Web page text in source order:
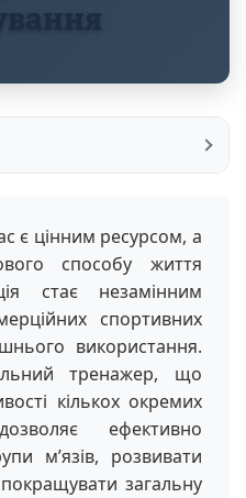
є цінним ресурсом, а
способу життя
стає незамінним
спортивних
використання.
тренажер, що
кількох окремих
ефективно
м’язів, розвивати
загальну